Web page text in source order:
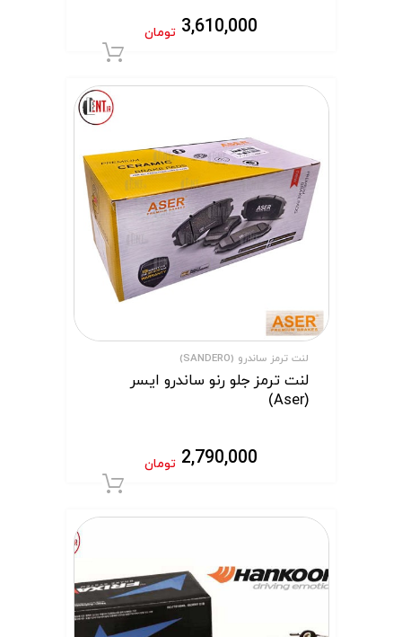
3,610,000 تومان
لنت ترمز ساندرو (SANDERO)
لنت ترمز جلو رنو ساندرو ایسر
(Aser)
2,790,000 تومان